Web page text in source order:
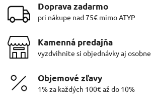
Doprava zadarmo
pri nákupe nad 75€ mimo ATYP
Kamenná predajňa
vyzdvihnite si objednávky aj osobne
Objemové zľavy
1% za každých 100€ až do 10%